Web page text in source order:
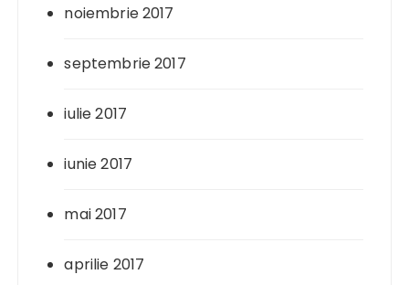
noiembrie 2017
septembrie 2017
iulie 2017
iunie 2017
mai 2017
aprilie 2017